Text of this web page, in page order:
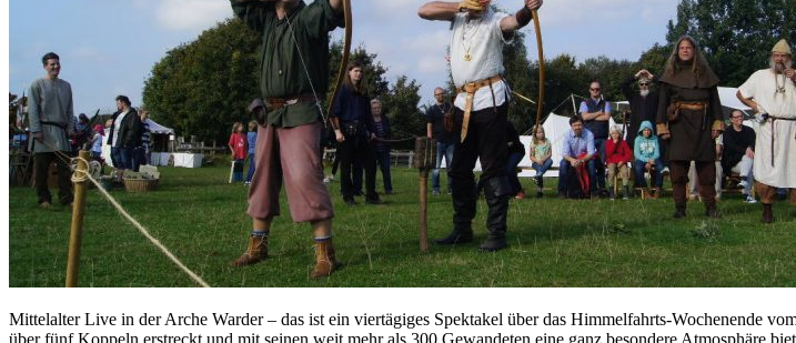
Mittelalter Live in der Arche Warder – das ist ein viertägiges Spektakel über das Himmelfahrts-Wochenende
über fünf Koppeln erstreckt und mit seinen weit mehr als 300 Gewandeten eine ganz besondere Atmosphäre